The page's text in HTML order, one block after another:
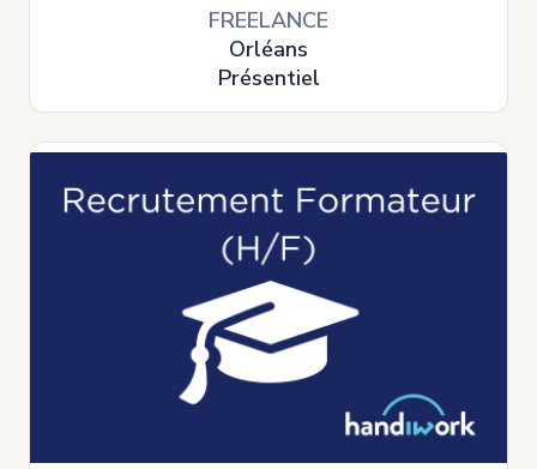
FREELANCE
Orléans
Présentiel